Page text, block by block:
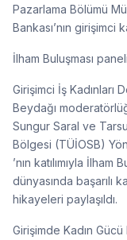
Pazarlama Bölümü
Bankası’nın girişimci
İlham Buluşması
Girişimci İş Kadınları
Beydağı
Sungur Saral ve
Bölgesi (TÜİOSB)
’nın katılımıyla
dünyasında başarılı
hikayeleri paylaşıldı.
Girişimde Kadın